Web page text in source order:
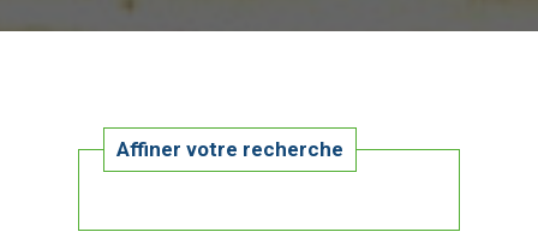
Affiner votre recherche